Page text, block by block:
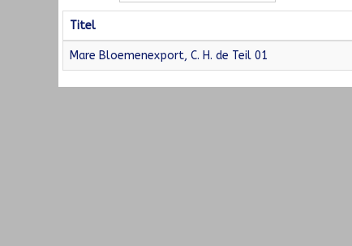
Titel
Mare Bloemenexport, C. H. de Teil 01